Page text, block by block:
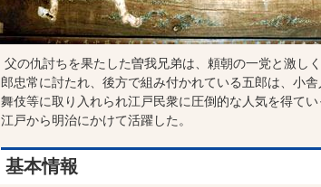
父の仇討ちを果たした曽我兄弟は、頼朝の一党と激し
郎忠常に討たれ、後方で組み付かれている五郎は、小
舞伎等に取り入れられ江戸民衆に圧倒的な人気を得て
江戸から明治にかけて活躍した。
基本情報